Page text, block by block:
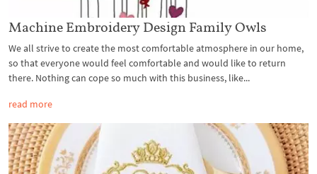
Machine Embroidery Design Family Owls
We all strive to create the most comfortable atmosphere in our home,
so that everyone would feel comfortable and would like to return
there. Nothing can cope so much with this business, like...
read more